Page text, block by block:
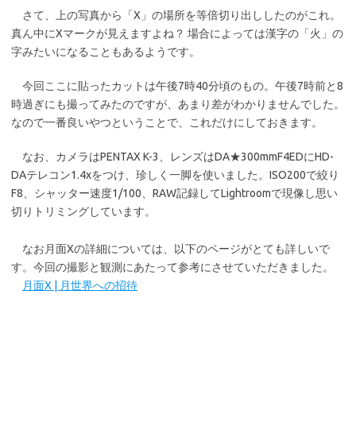
さて、上の写真から「X」の場所を等倍切り出ししたのがこれ。
真ん中にXマークが見えますよね？ 場合によっては漢字の「火」の
字みたいになることもあるようです。
今回ここに貼ったカットは午後7時40分頃のもの。午後7時前と8
時過ぎにも撮ってみたのですが、あまり差がわかりませんでした。
なので一番良いやつということで、これだけにしておきます。
なお、カメラはPENTAX K-3、レンズはDA★300mmF4EDにHD-
DAテレコン1.4xをつけ、珍しく一脚を使いました。ISO200で絞り
F8、シャッター速度1/100、RAW記録してLightroomで現像し思い
切りトリミングしています。
なお月面Xの詳細については、以下のページがとても詳しいで
す。今回の撮影と観測にあたって参考にさせていただきました。
月面X | 月世界への招待